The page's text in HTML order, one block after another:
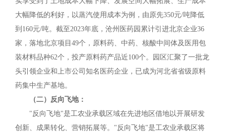
大幅降低的利好，以蒸汽使用成本为例，由原先350元/吨降低
到160元/吨。截至2023年底，沧州医药园累计引进北京企业36
家，落地北京项目49个，原料药、中药、核酸中间体及医用包
装材料品种62个，投产原料药产品近100个。园区汇聚了一批龙
头引领企业和上市公司知名医药企业，已成为河北省省级原料
药集中生产基地。
（二）反向飞地：
"反向飞地"是工农业承载区域在先进地区借地以开展研发
创新、成果转化、营销拓展等。"反向飞地"是工农业承载区将